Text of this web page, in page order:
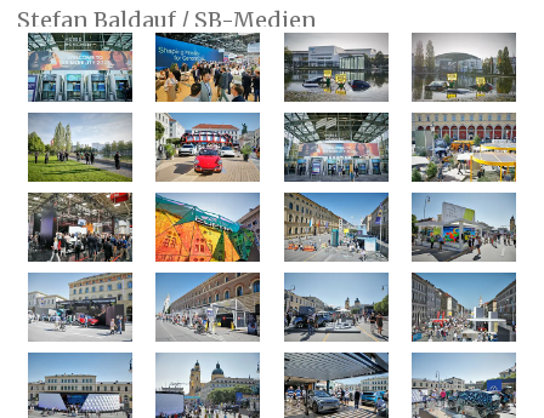
Stefan Baldauf / SB-Medien